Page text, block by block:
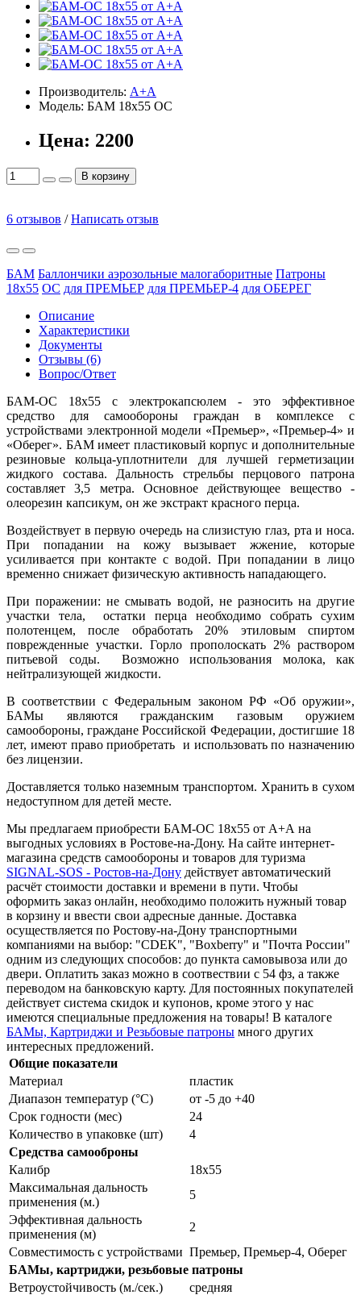
Производитель: А+А
Модель: БАМ 18х55 ОС
Цена: 2200
В корзину
6 отзывов /Написать отзыв
БАМ Баллончики аэрозольные малогаборитные Патроны
18х55 OC для ПРЕМЬЕР для ПРЕМЬЕР-4 для ОБЕРЕГ
Описание
Характеристики
Документы
Отзывы (6)
Вопрос/Ответ
БАМ-ОС 18х55 с электрокапсюлем - это эффективное
средство для самообороны граждан в комплексе с
устройствами электронной модели «Премьер», «Премьер-4» и
«Оберег». БАМ имеет пластиковый корпус и дополнительные
резиновые кольца-уплотнители для лучшей герметизации
жидкого состава. Дальность стрельбы перцового патрона
составляет 3,5 метра. Основное действующее вещество -
олеорезин капсикум, он же экстракт красного перца.
Воздействует в первую очередь на слизистую глаз, рта и носа.
При попадании на кожу вызывает жжение, которые
усиливается при контакте с водой. При попадании в лицо
временно снижает физическую активность нападающего.
При поражении: не смывать водой, не разносить на другие
участки тела, остатки перца необходимо собрать сухим
полотенцем, после обработать 20% этиловым спиртом
поврежденные участки. Горло прополоскать 2% раствором
питьевой соды. Возможно использования молока, как
нейтрализующей жидкости.
В соответствии с Федеральным законом РФ «Об оружии»,
БАМы являются гражданским газовым оружием
самообороны, граждане Российской Федерации, достигшие 18
лет, имеют право приобретать и использовать по назначению
без лицензии.
Доставляется только наземным транспортом. Хранить в сухом
недоступном для детей месте.
Мы предлагаем приобрести БАМ-ОС 18х55 от А+А на
выгодных условиях в Ростове-на-Дону. На сайте интернет-
магазина средств самообороны и товаров для туризма
SIGNAL-SOS - Ростов-на-Дону действует автоматический
расчёт стоимости доставки и времени в пути. Чтобы
оформить заказ онлайн, необходимо положить нужный товар
в корзину и ввести свои адресные данные. Доставка
осуществляется по Ростову-на-Дону транспортными
компаниями на выбор: "CDEK", "Boxberry" и "Почта России"
одним из следующих способов: до пункта самовывоза или до
двери. Оплатить заказ можно в соотвествии с 54 фз, а также
переводом на банковскую карту. Для постоянных покупателей
действует система скидок и купонов, кроме этого у нас
имеются cпециальные предложения на товары! В каталоге
БАМы, Картриджи и Резьбовые патроны много других
интересных предложений.
Общие показатели
Материал
пластик
Диапазон температур (°C)
от -5 до +40
Срок годности (мес)
24
Количество в упаковке (шт)
4
Средства самооброны
Калибр
18х55
Максимальная дальность
применения (м.)
5
Эффективная дальность
применения (м)
2
Совместимость с устройствами Премьер, Премьер-4, Оберег
БАМы, картриджи, резьбовые патроны
Ветроустойчивость (м./сек.)
средняя